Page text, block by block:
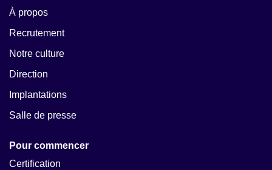
À propos
Recrutement
Notre culture
Direction
Implantations
Salle de presse
Pour commencer
Certification